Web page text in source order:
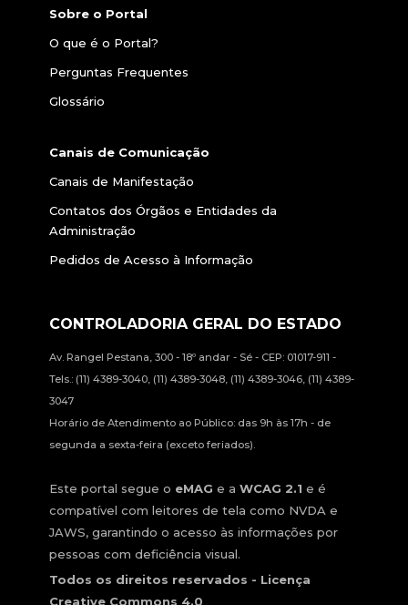
Sobre o Portal
O que é o Portal?
Perguntas Frequentes
Glossário
Canais de Comunicação
Canais de Manifestação
Contatos dos Órgãos e Entidades da
Administração
Pedidos de Acesso à Informação
CONTROLADORIA GERAL DO ESTADO
Av. Rangel Pestana, 300 - 18º andar - Sé - CEP: 01017-911 -
Tels.: (11) 4389-3040, (11) 4389-3048, (11) 4389-3046, (11) 4389-
3047
Horário de Atendimento ao Público: das 9h às 17h - de
segunda a sexta-feira (exceto feriados).
Este portal segue o eMAG e a WCAG 2.1 e é
compatível com leitores de tela como NVDA e
JAWS, garantindo o acesso às informações por
pessoas com deficiência visual.
Todos os direitos reservados - Licença
Creative Commons 4.0